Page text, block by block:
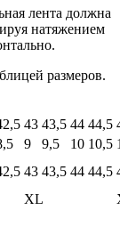
лента должна
натяжением
размеров.
43 43,5 44 44,5
9 9,5 10 10,5
43 43,5 44 44,5
XL